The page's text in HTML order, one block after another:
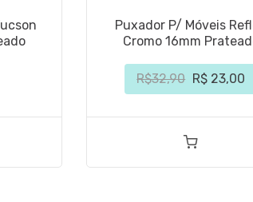
Puxador P/ Móveis
Cromo 16mm
R$32,90 R$ 23,00